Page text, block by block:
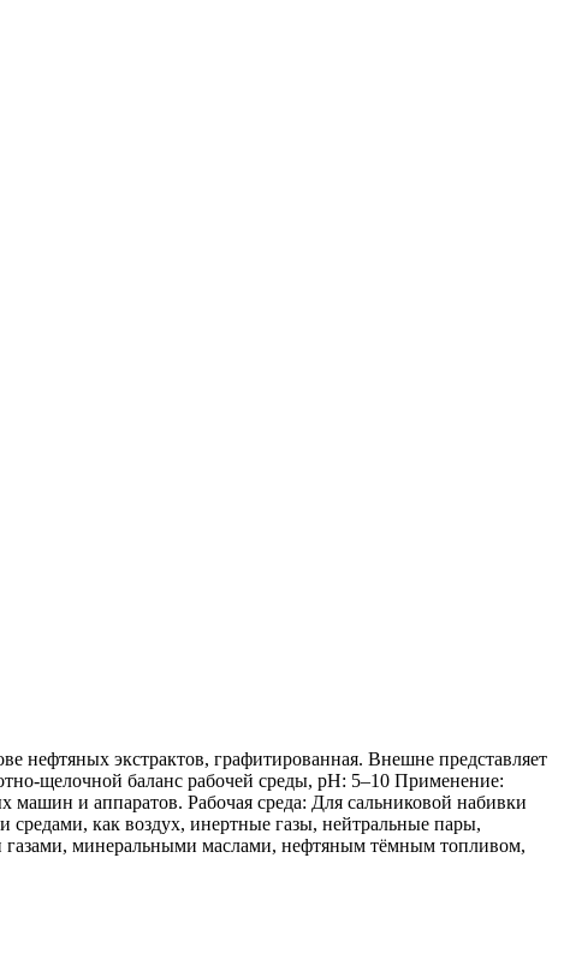
экстрактов, графитированная. Внешне представляет
щелочной баланс рабочей среды, pH: 5–10 Применение:
машин и аппаратов. Рабочая среда: Для сальниковой набивки
как воздух, инертные газы, нейтральные пары,
минеральными маслами, нефтяным тёмным топливом,